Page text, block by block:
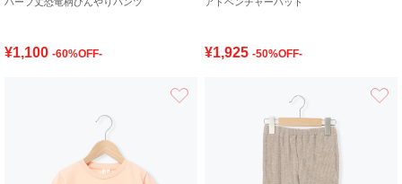
¥1,100 -60%OFF- ¥1,925 -50%OFF-